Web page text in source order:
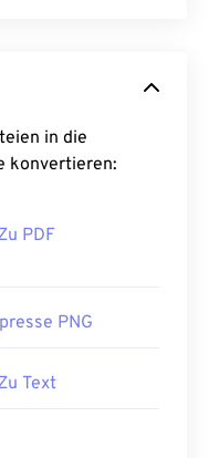
in die
konvertieren:
PDF
PNG
Text